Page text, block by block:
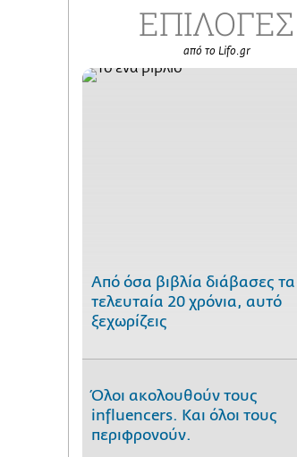
ΕΠΙΛΟΓΕΣ
από το Lifo.gr
Από όσα βιβλία διάβασες τα
τελευταία 20 χρόνια, αυτό
ξεχωρίζεις
Όλοι ακολουθούν τους
influencers. Και όλοι τους
περιφρονούν.